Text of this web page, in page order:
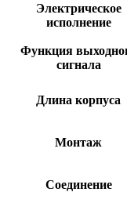
Электрическое
исполнение
Функция
сигнала
Длина корпуса
Монтаж
Соединение